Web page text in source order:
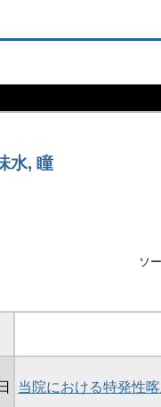
水, 瞳
ソ
当院における特発性